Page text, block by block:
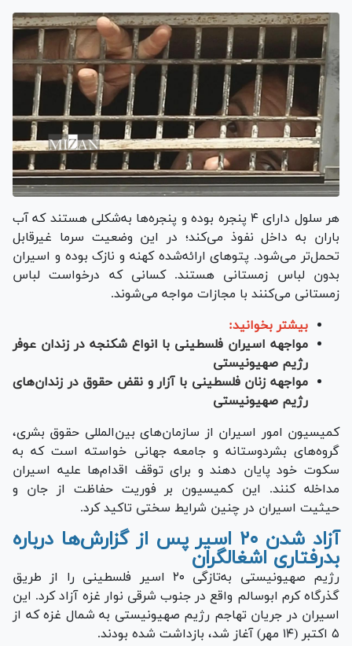
هر سلول دارای ۴ پنجره بوده و پنجره‌ها به‌شکلی هستند که آب
باران به داخل نفوذ می‌کند؛ در این وضعیت سرما غیرقابل
تحمل‌تر می‌شود. پتو‌های ارائه‌شده کهنه و نازک بوده و اسیران
بدون لباس زمستانی هستند. کسانی که درخواست لباس
زمستانی می‌کنند با مجازات مواجه می‌شوند.
بیشتر بخوانید:
مواجهه اسیران فلسطینی با انواع شکنجه در زندان عوفر
رژیم صهیونیستی
مواجهه زنان فلسطینی با آزار و نقض حقوق در زندان‌های
رژیم صهیونیستی
کمیسیون امور اسیران از سازمان‌های بین‌المللی حقوق بشری،
گروه‌های بشردوستانه و جامعه جهانی خواسته است که به
سکوت خود پایان دهند و برای توقف اقدام‌ها علیه اسیران
مداخله کنند. این کمیسیون بر فوریت حفاظت از جان و
حیثیت اسیران در چنین شرایط سختی تاکید کرد.
آزاد شدن ۲۰ اسیر پس از گزارش‌ها درباره
بدرفتاری اشغالگران
رژیم صهیونیستی به‌تازگی ۲۰ اسیر فلسطینی را از طریق
گذرگاه کرم ابوسالم واقع در جنوب شرقی نوار غزه آزاد کرد. این
اسیران در جریان تهاجم رژیم صهیونیستی به شمال غزه که از
۵ اکتبر (۱۴ مهر) آغاز شد، بازداشت شده بودند.